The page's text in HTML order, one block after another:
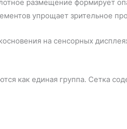
размещение формирует
упрощает зрительное
на сенсорных
как единая группа. Сетка